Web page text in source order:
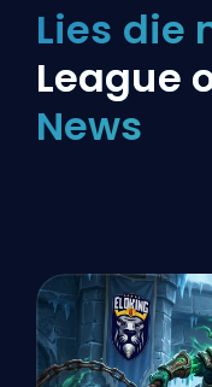
Lies die
League
News